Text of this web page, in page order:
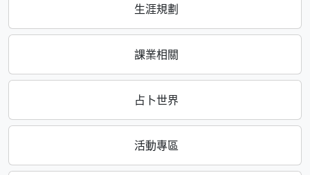
生涯規劃
課業相關
占卜世界
活動專區